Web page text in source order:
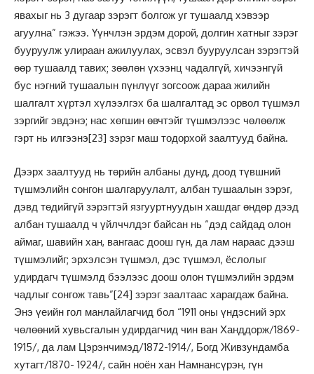
явахыг нь 3 дугаар зэрэгт болгож уг тушаалд хэвээр
агуулна” гэжээ. Үүнчлэн эрдэм дорой, долгин хатныг зэрэг
бууруулж улираан ажилуулах, эсвэл бууруулсан зэрэгтэй
өөр тушаалд тавих; зөөлөн үхээнц чадалгүй, хичээнгүй
бус нэгний тушаалын пүнлүүг зогсоож дараа жилийн
шалгалт хүртэл хүлээлгэх ба шалгалтад эс орвол түшмэл
зэргийг эвдэнэ; нас хөгшин өвчтэйг түшмэлээс чөлөөлж
гэрт нь илгээнэ[23] зэрэг маш тодорхой заалтууд байна.
Дээрх заалтууд нь төрийн албаны дунд, доод түвшний
түшмэлийн сонгон шалгаруулалт, албан тушаалын зэрэг,
дэвд төдийгүй зэрэгтэй язгууртнуудын хашдаг өндөр дээд
албан тушаалд ч үйлччлдэг байсан нь “дэд сайдад олон
аймаг, шавийн хан, вангаас доош гүн, да лам нараас дээш
түшмэлийг; эрхэлсэн түшмэл, дэс түшмэл, ёслолыг
удирдагч түшмэлд бээлээс доош олон түшмэлийн эрдэм
чадлыг сонгож тавь”[24] зэрэг заалтаас харагдаж байна.
Энэ үеийн гол манлайлагчид бол “1911 оны үндэсний эрх
чөлөөний хувьсгалын удирдагчид чин ван Ханддорж/1869-
1915/, да лам Цэрэнчимэд/1872-1914/, Богд Живзундамба
хутагт/1870- 1924/, сайн ноён хан Намнансүрэн, гүн